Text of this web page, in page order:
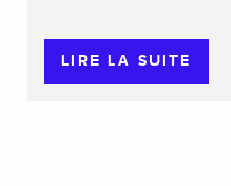
LIRE LA SUITE